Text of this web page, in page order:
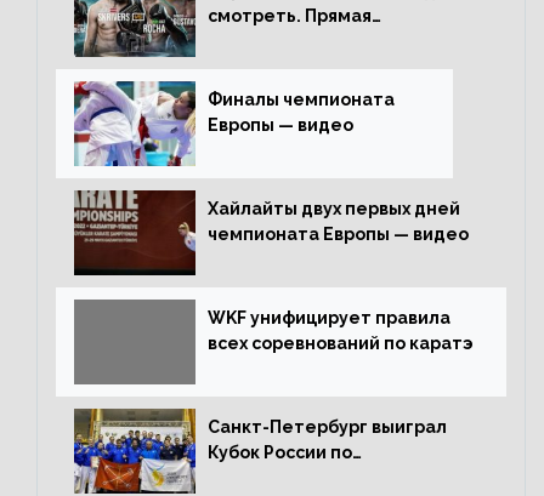
смотреть. Прямая
Финалы чемпионата
Европы — видео
Хайлайты двух первых дней
чемпионата Европы — видео
WKF унифицирует правила
всех соревнований по каратэ
Санкт-Петербург выиграл
Кубок России по